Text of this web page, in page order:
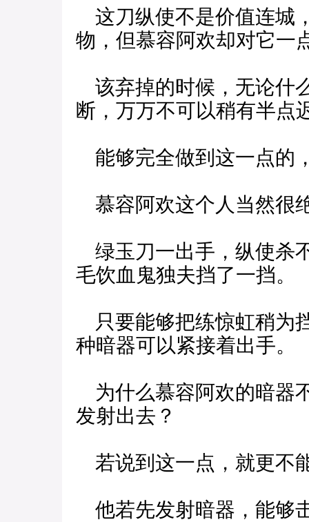
这刀纵使不是价值连城
物，但慕容阿欢却对它一
该弃掉的时候，无论什
断，万万不可以稍有半点
能够完全做到这一点的
慕容阿欢这个人当然很
绿玉刀一出手，纵使杀
毛饮血鬼独夫挡了一挡。
只要能够把练惊虹稍为
种暗器可以紧接着出手。
为什么慕容阿欢的暗器
发射出去？
若说到这一点，就更不
他若先发射暗器，能够